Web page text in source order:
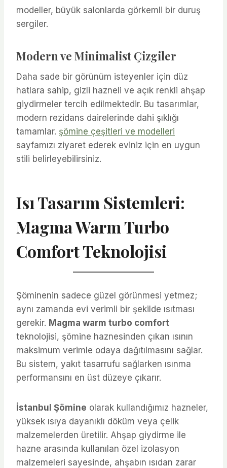
modeller, büyük salonlarda görkemli bir duruş
sergiler.
Modern ve Minimalist Çizgiler
Daha sade bir görünüm isteyenler için düz
hatlara sahip, gizli hazneli ve açık renkli ahşap
giydirmeler tercih edilmektedir. Bu tasarımlar,
modern rezidans dairelerinde dahi şıklığı
tamamlar. şömine çeşitleri ve modelleri
sayfamızı ziyaret ederek eviniz için en uygun
stili belirleyebilirsiniz.
Isı Tasarım Sistemleri:
Magma Warm Turbo
Comfort Teknolojisi
Şöminenin sadece güzel görünmesi yetmez;
aynı zamanda evi verimli bir şekilde ısıtması
gerekir. Magma warm turbo comfort
teknolojisi, şömine haznesinden çıkan ısının
maksimum verimle odaya dağıtılmasını sağlar.
Bu sistem, yakıt tasarrufu sağlarken ısınma
performansını en üst düzeye çıkarır.
İstanbul Şömine olarak kullandığımız hazneler,
yüksek ısıya dayanıklı döküm veya çelik
malzemelerden üretilir. Ahşap giydirme ile
hazne arasında kullanılan özel izolasyon
malzemeleri sayesinde, ahşabın ısıdan zarar